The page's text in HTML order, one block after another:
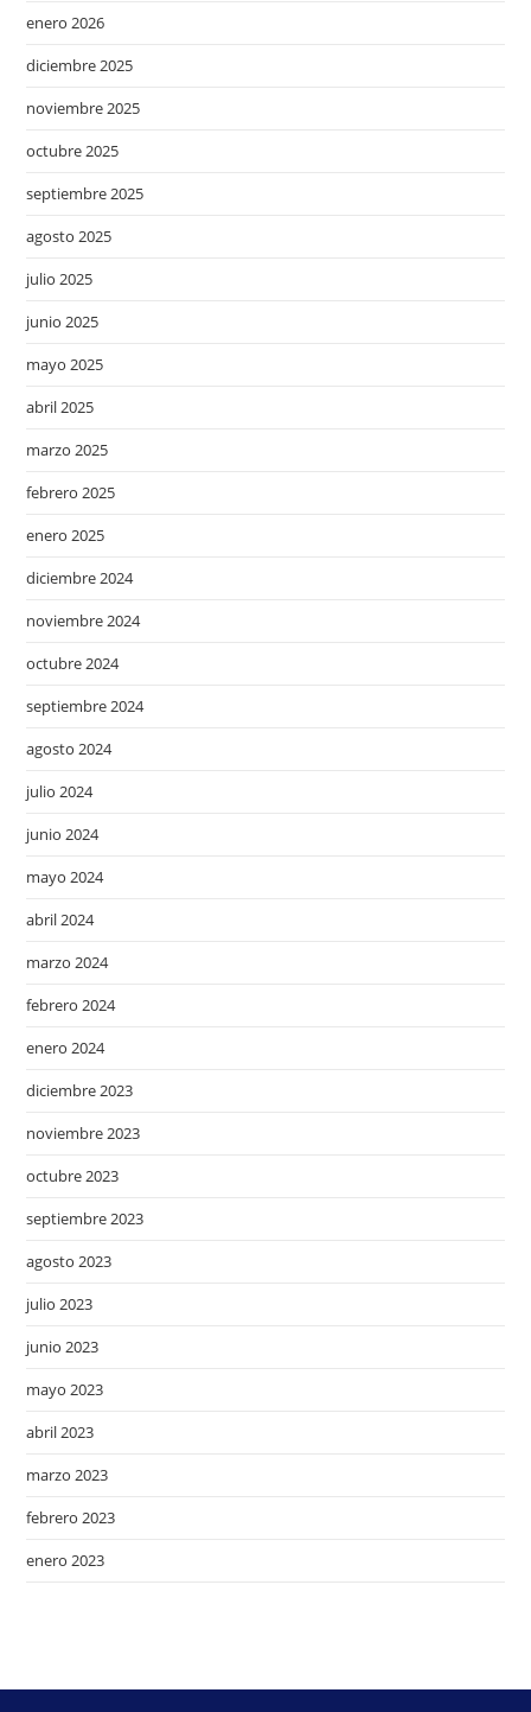
enero 2026
diciembre 2025
noviembre 2025
octubre 2025
septiembre 2025
agosto 2025
julio 2025
junio 2025
mayo 2025
abril 2025
marzo 2025
febrero 2025
enero 2025
diciembre 2024
noviembre 2024
octubre 2024
septiembre 2024
agosto 2024
julio 2024
junio 2024
mayo 2024
abril 2024
marzo 2024
febrero 2024
enero 2024
diciembre 2023
noviembre 2023
octubre 2023
septiembre 2023
agosto 2023
julio 2023
junio 2023
mayo 2023
abril 2023
marzo 2023
febrero 2023
enero 2023